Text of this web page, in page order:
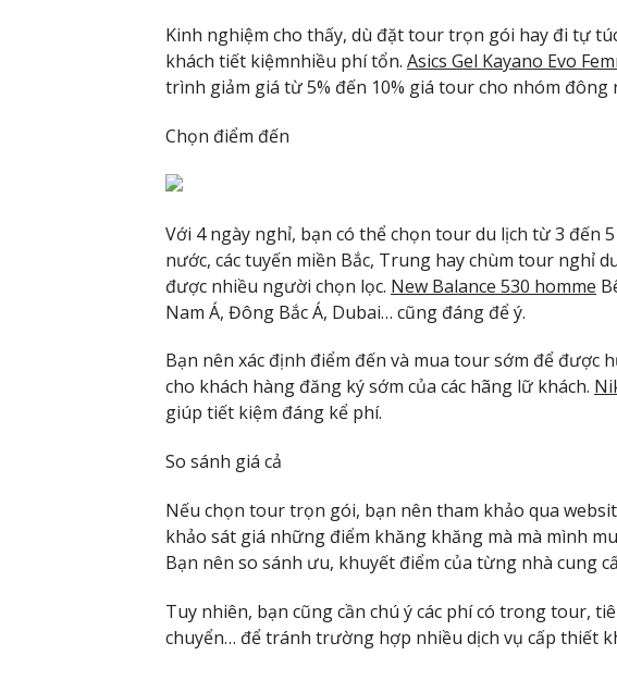
Kinh nghiệm cho thấy, dù đặt tour trọn gói hay đi tự
khách tiết kiệmnhiều phí tổn. Asics Gel Kayano Evo
trình giảm giá từ 5% đến 10% giá tour cho nhóm đông
Chọn điểm đến
Với 4 ngày nghỉ, bạn có thể chọn tour du lịch từ 3 đến 5
nước, các tuyến miền Bắc, Trung hay chùm tour nghỉ
được nhiều người chọn lọc. New Balance 530 homme
Nam Á, Đông Bắc Á, Dubai… cũng đáng để ý.
Bạn nên xác định điểm đến và mua tour sớm để được
cho khách hàng đăng ký sớm của các hãng lữ khách.
giúp tiết kiệm đáng kể phí.
So sánh giá cả
Nếu chọn tour trọn gói, bạn nên tham khảo qua
khảo sát giá những điểm khăng khăng mà mà mình
Bạn nên so sánh ưu, khuyết điểm của từng nhà cung
Tuy nhiên, bạn cũng cần chú ý các phí có trong tour,
chuyển… để tránh trường hợp nhiều dịch vụ cấp thiết